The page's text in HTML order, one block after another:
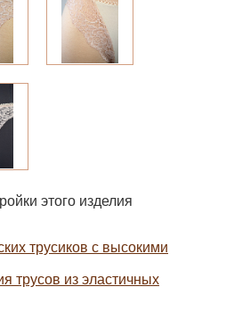
этого изделия
трусиков с высокими
трусов из эластичных